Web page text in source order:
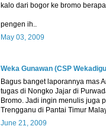
kalo dari bogor ke bromo berapa
pengen ih..
May 03, 2009
Weka Gunawan (CSP
Bagus banget laporannya mas
tugas di Nongko Jajar di
Bromo. Jadi ingin menulis juga
Trengganu di Pantai Timur
June 21, 2009